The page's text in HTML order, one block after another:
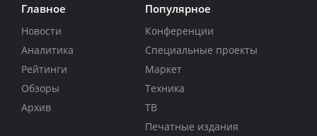
Главное
Новости
Аналитика
Рейтинги
Обзоры
Архив
Популярное
Конференции
Специальные проекты
Маркет
Техника
ТВ
Печатные издания